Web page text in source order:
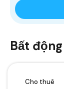
Bất
Cho thuê